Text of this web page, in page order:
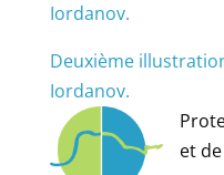
Iordanov.
Deuxième
Iordanov.
et